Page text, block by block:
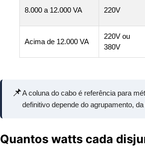
8.000 a 12.000 VA 220V
Acima de 12.000 VA
220V ou
380V
📌A coluna do cabo é referência para
definitivo depende do agrupamento,
Quantos watts cada